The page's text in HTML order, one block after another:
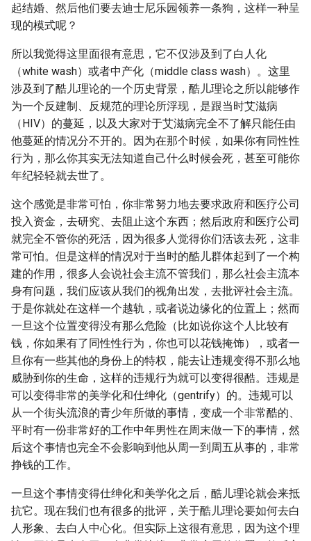
起结婚、然后他们要去迪士尼乐园领养一条狗，这样一种呈
现的模式呢？
所以我觉得这里面很有意思，它不仅涉及到了白人化
（white wash）或者中产化（middle class wash）。这里
涉及到了酷儿理论的一个历史背景，酷儿理论之所以能够作
为一个反建制、反规范的理论所浮现，是跟当时艾滋病
（HIV）的蔓延，以及大家对于艾滋病完全不了解只能任由
他蔓延的情况分不开的。因为在那个时候，如果你有同性性
行为，那么你其实无法知道自己什么时候会死，甚至可能你
年纪轻轻就去世了。
这个感觉是非常可怕，你非常努力地去要求政府和医疗公司
投入资金，去研究、去阻止这个东西；然后政府和医疗公司
就完全不管你的死活，因为很多人觉得你们活该去死，这非
常可怕。但是这样的情况对于当时的酷儿群体起到了一个构
建的作用，很多人会说社会主流不管我们，那么社会主流本
身有问题，我们应该从我们的视角出发，去批评社会主流。
于是你就处在这样一个越轨，或者说边缘化的位置上；然而
一旦这个位置变得没有那么危险（比如说你这个人比较有
钱，你如果有了同性性行为，你也可以花钱掩饰），或者一
旦你有一些其他的身份上的特权，能去让违规变得不那么地
威胁到你的生命，这样的违规行为就可以变得很酷。违规是
可以变得非常的美学化和仕绅化（gentrify）的。违规可以
从一个街头流浪的青少年所做的事情，变成一个非常酷的、
平时有一份非常好的工作中年男性在周末做一下的事情，然
后这个事情也完全不会影响到他从周一到周五从事的，非常
挣钱的工作。
一旦这个事情变得仕绅化和美学化之后，酷儿理论就会来抵
抗它。现在我们也有很多的批评，关于酷儿理论要如何去白
人形象、去白人中心化。但实际上这很有意思，因为这个理